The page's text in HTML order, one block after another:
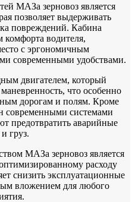
МАЗа зерновоз является
позволяет выдерживать
повреждений. Кабина
комфорта водителя,
с эргономичным
современными удобствами.
двигателем, который
что особенно
дорогам и полям. Кроме
современными системами
предотвратить аварийные
груз.
МАЗа зерновоз является
расходу
снизить эксплуатационные
вложением для любого